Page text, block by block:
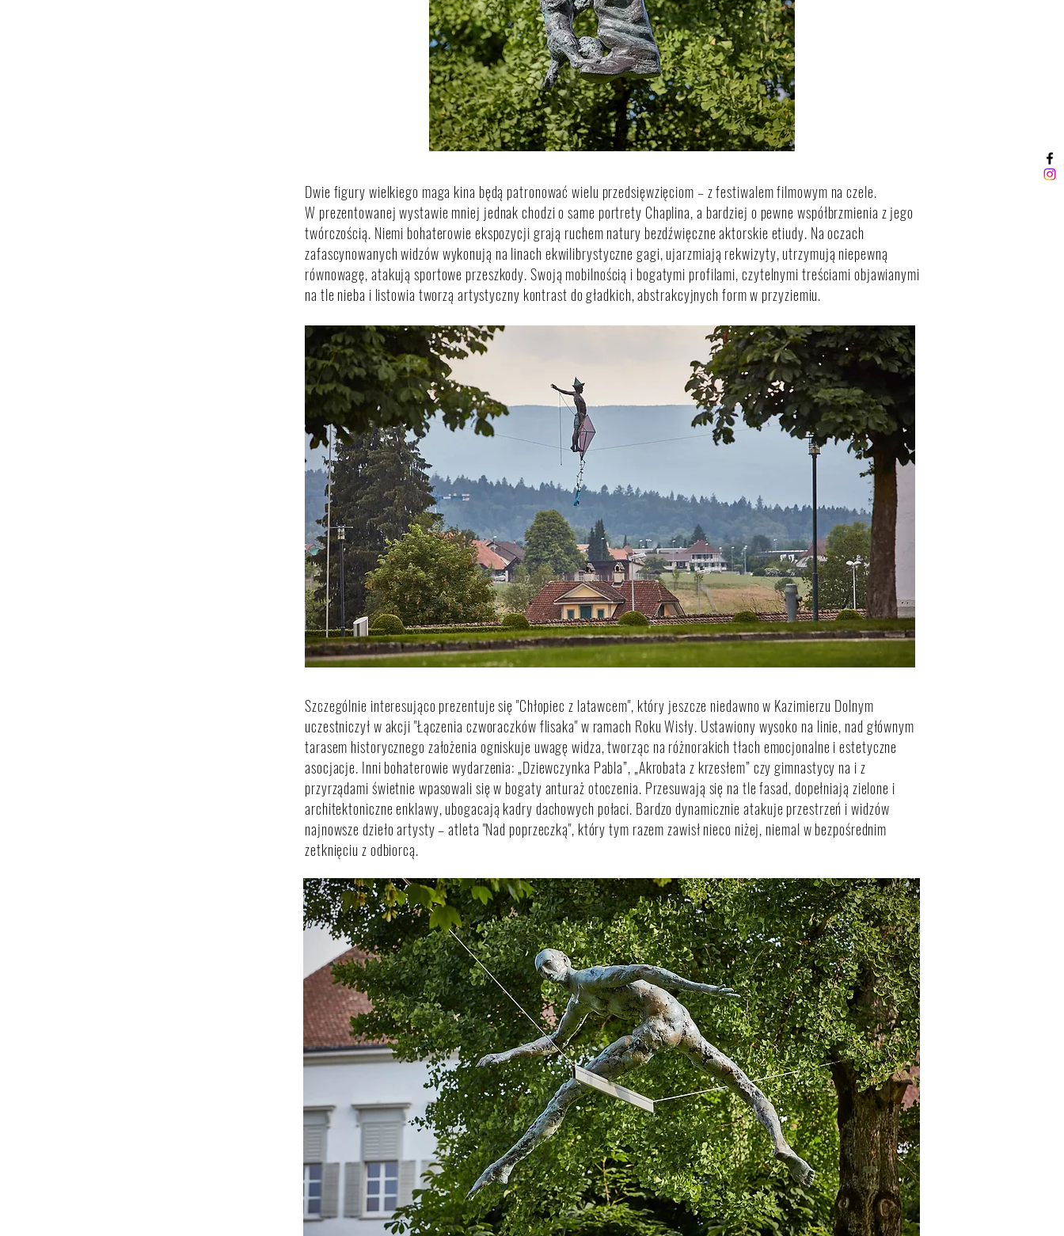
Dwie figury wielkiego maga kina będą patronować wielu przedsięwzięciom – z festiwalem filmowym na czele.
W prezentowanej wystawie mniej jednak chodzi o same portrety Chaplina, a bardziej o pewne współbrzmienia z jego
twórczością. Niemi bohaterowie ekspozycji grają ruchem natury bezdźwięczne aktorskie etiudy. Na oczach
zafascynowanych widzów wykonują na linach ekwilibrystyczne gagi, ujarzmiają rekwizyty, utrzymują niepewną
równowagę, atakują sportowe przeszkody. Swoją mobilnością i bogatymi profilami, czytelnymi treściami objawianymi
na tle nieba i listowia tworzą artystyczny kontrast do gładkich, abstrakcyjnych form w przyziemiu.
Szczególnie interesująco prezentuje się "Chłopiec z latawcem", który jeszcze niedawno w Kazimierzu Dolnym
uczestniczył w akcji "Łączenia czworaczków flisaka" w ramach Roku Wisły. Ustawiony wysoko na linie, nad głównym
tarasem historycznego założenia ogniskuje uwagę widza, tworząc na różnorakich tłach emocjonalne i estetyczne
asocjacje. Inni bohaterowie wydarzenia: „Dziewczynka Pabla”, „Akrobata z krzesłem” czy gimnastycy na i z
przyrządami świetnie wpasowali się w bogaty anturaż otoczenia. Przesuwają się na tle fasad, dopełniają zielone i
architektoniczne enklawy, ubogacają kadry dachowych połaci. Bardzo dynamicznie atakuje przestrzeń i widzów
najnowsze dzieło artysty – atleta "Nad poprzeczką", który tym razem zawisł nieco niżej, niemal w bezpośrednim
zetknięciu z odbiorcą.